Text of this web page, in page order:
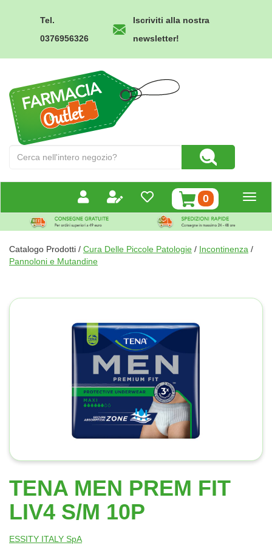
Tel.
0376956326
Iscriviti alla nostra
newsletter!
Outlet
Prodotto
Cerca Prodotto
0prodotti
inseriti
Catalogo Prodotti / Cura Delle Piccole Patologie / Incontinenza /
Pannoloni e Mutandine
TENA MEN PREM FIT
LIV4 S/M 10P
ESSITY ITALY SpA